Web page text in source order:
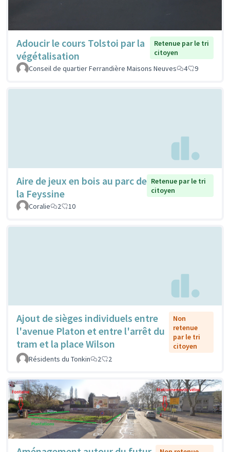
Adoucir le cours Tolstoi par la
végétalisation
Retenue par le tri
citoyen
Conseil de quartier Ferrandière Maisons Neuves
4 9
Aire de jeux en bois au parc de
la Feyssine
Retenue par le tri
citoyen
Coralie
2 10
Ajout de sièges individuels entre
l'avenue Platon et entre l'arrêt du
tram et la place Wilson
Non
retenue
par le tri
citoyen
Résidents du Tonkin
2 2